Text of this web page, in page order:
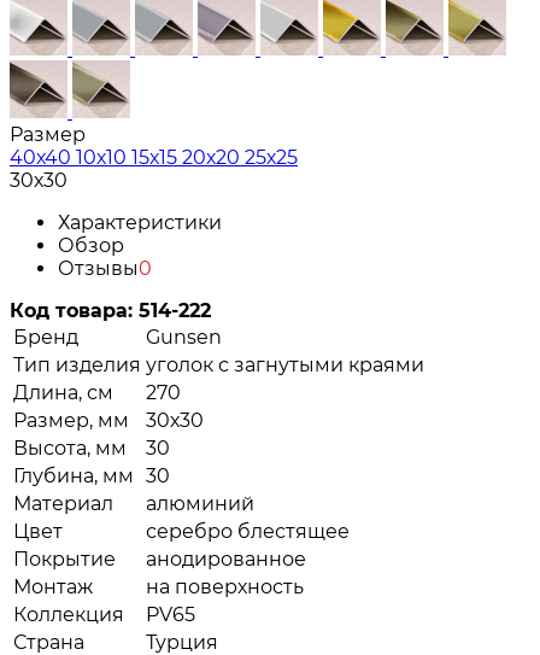
Размер
40х40 10х10 15х15 20х20 25х25
30х30
Характеристики
Обзор
Отзывы0
Код товара: 514-222
Бренд
Gunsen
Тип изделия уголок с загнутыми краями
Длина, см
270
Размер, мм
30х30
Высота, мм
30
Глубина, мм
30
Материал
алюминий
Цвет
серебро блестящее
Покрытие
анодированное
Монтаж
на поверхность
Коллекция
PV65
Страна
Турция